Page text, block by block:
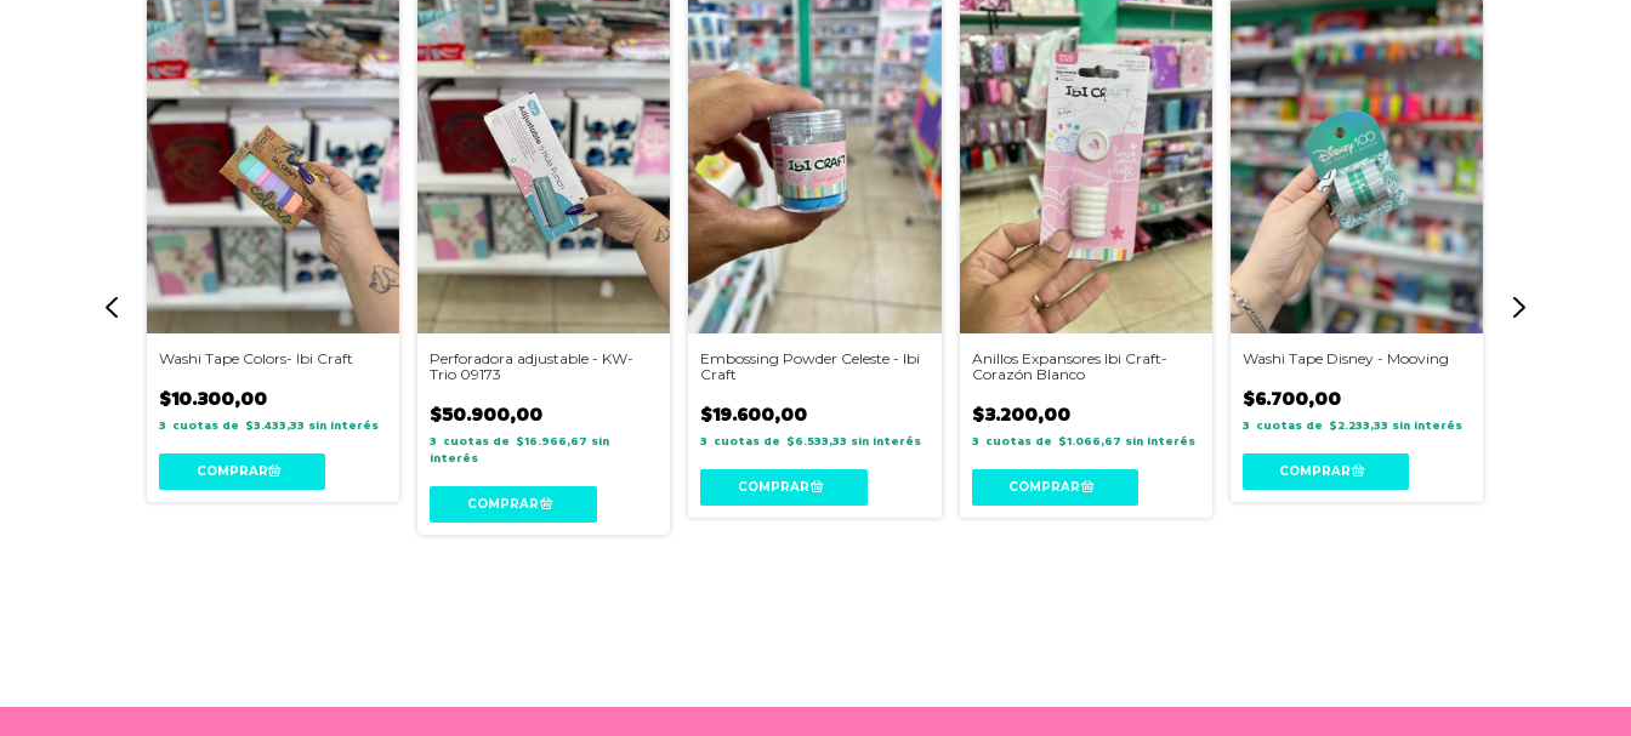
Washi Tape Colors- Ibi Craft
$10.300,00
3 $3.433,33 sin interés
Perforadora adjustable - KW-
Trio 09173
$50.900,00
3 $16.966,67 sin
interés
Embossing Powder Celeste - Ibi
Craft
$19.600,00
3 $6.533,33 sin interés
Anillos Expansores Ibi Craft-
Corazón Blanco
$3.200,00
3 $1.066,67 sin interés
Washi Tape Disney - Mooving
$6.700,00
3 $2.233,33 sin interés